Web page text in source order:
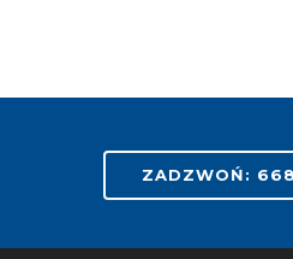
ZADZWOŃ: